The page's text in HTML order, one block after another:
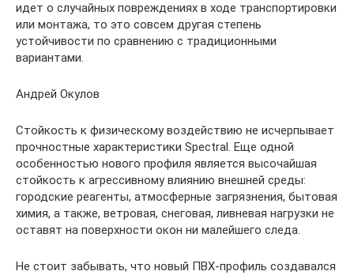
идет о случайных повреждениях в ходе транспортировки
или монтажа, то это совсем другая степень
устойчивости по сравнению с традиционными
вариантами.
Андрей Окулов
Стойкость к физическому воздействию не исчерпывает
прочностные характеристики Spectral. Еще одной
особенностью нового профиля является высочайшая
стойкость к агрессивному влиянию внешней среды:
городские реагенты, атмосферные загрязнения, бытовая
химия, а также, ветровая, снеговая, ливневая нагрузки не
оставят на поверхности окон ни малейшего следа.
Не стоит забывать, что новый ПВХ-профиль создавался